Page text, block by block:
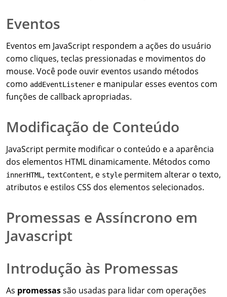
Eventos
Eventos em JavaScript respondem a ações do usuário
como cliques, teclas pressionadas e movimentos do
mouse. Você pode ouvir eventos usando métodos
como addEventListener e manipular esses eventos com
funções de callback apropriadas.
Modificação de Conteúdo
JavaScript permite modificar o conteúdo e a aparência
dos elementos HTML dinamicamente. Métodos como
innerHTML, textContent, e style permitem alterar o texto,
atributos e estilos CSS dos elementos selecionados.
Promessas e Assíncrono em
Javascript
Introdução às Promessas
As promessassão usadas para lidar com operações